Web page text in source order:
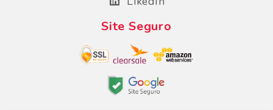
Site Seguro